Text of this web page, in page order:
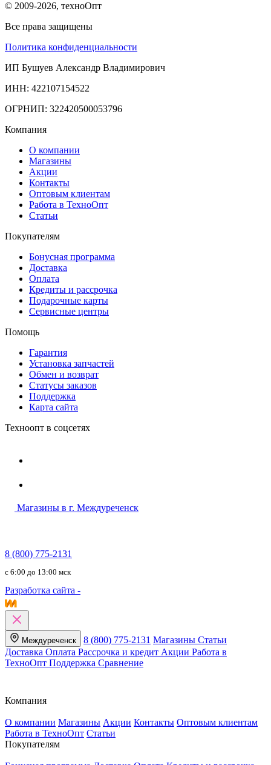
© 2009-2026, техноОпт
Все права защищены
Политика конфиденциальности
ИП Бушуев Александр Владимирович
ИНН: 422107154522
ОГРНИП: 322420500053796
Компания
О компании
Магазины
Акции
Контакты
Оптовым клиентам
Работа в ТехноОпт
Статьи
Покупателям
Бонусная программа
Доставка
Оплата
Кредиты и рассрочка
Подарочные карты
Сервисные центры
Помощь
Гарантия
Установка запчастей
Обмен и возврат
Статусы заказов
Поддержка
Карта сайта
Техноопт в соцсетях
Магазины в г. Междуреченск
8 (800) 775-2131
c 6:00 до 13:00 мск
Разработка сайта -
Междуреченск 8 (800) 775-2131 Магазины Статьи
Доставка Оплата Рассрочка и кредит Акции Работа в
ТехноОпт Поддержка Сравнение
Компания
О компании Магазины Акции Контакты Оптовым клиентам
Работа в ТехноОпт Статьи
Покупателям